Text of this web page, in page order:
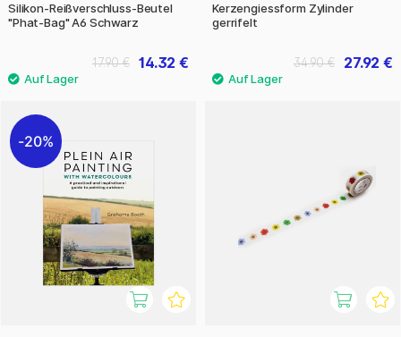
Silikon-Reißverschluss-Beutel
"Phat-Bag" A6 Schwarz
14.32 €
17.90 €
Kerzengiessform Zylinder
gerrifelt
27.92 €
34.90 €
20%